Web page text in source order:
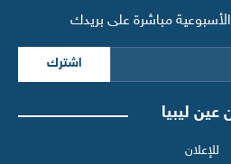
مباشرة على بريدك
اشترك
عين ليبيا
للإعلان